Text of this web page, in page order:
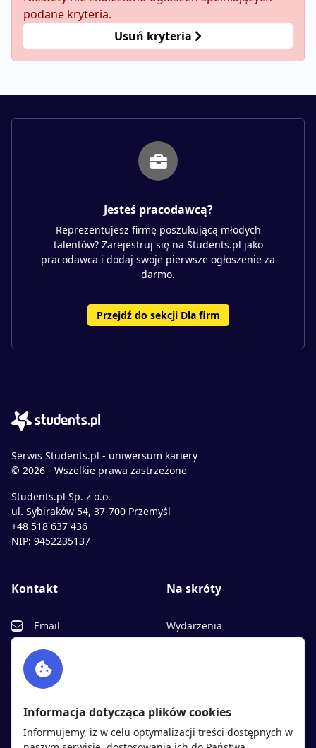
podane kryteria.
Usuń kryteria
Jesteś pracodawcą?
Reprezentujesz firmę poszukującą młodych
talentów? Zarejestruj się na Students.pl jako
pracodawca i dodaj swoje pierwsze ogłoszenie za
darmo.
Przejdź do sekcji Dla firm
Serwis Students.pl - uniwersum kariery
© 2026 - Wszelkie prawa zastrzeżone
Students.pl Sp. z o.o.
ul. Sybiraków 54, 37-700 Przemyśl
+48 518 637 436
NIP: 9452235137
Kontakt
Email
Facebook
Twitter
Na skróty
Wydarzenia
Polityka cookies
Polityka prywatności
Informacja dotycząca plików cookies
Informujemy, iż w celu optymalizacji treści dostępnych w